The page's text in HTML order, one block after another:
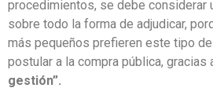
procedimientos, se debe considerar
sobre todo la forma de adjudicar,
más pequeños prefieren este tipo
postular a la compra pública, gracias
gestión”.